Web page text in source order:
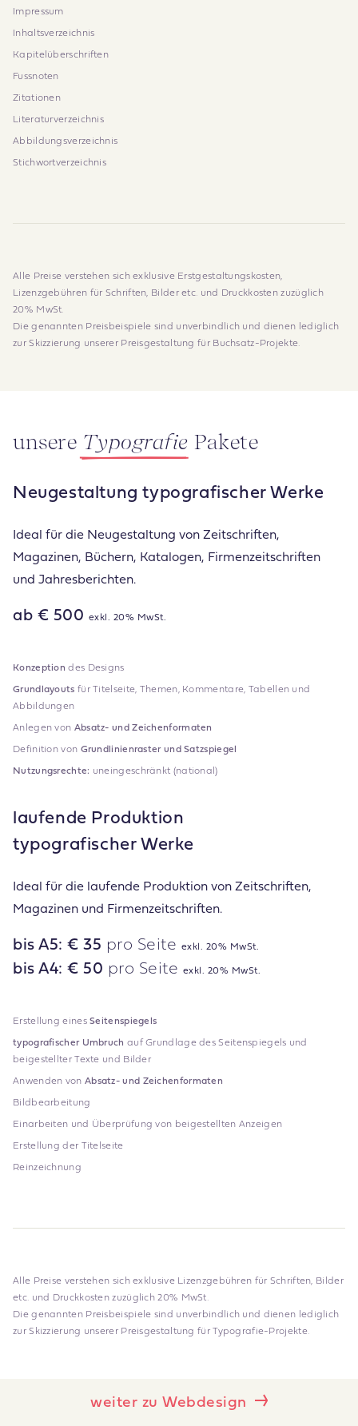
Impressum
Inhaltsverzeichnis
Kapitelüberschriften
Fussnoten
Zitationen
Literaturverzeichnis
Abbildungsverzeichnis
Stichwortverzeichnis
Alle Preise verstehen sich exklusive Erstgestaltungskosten,
Lizenzgebühren für Schriften, Bilder etc. und Druckkosten zuzüglich
20% MwSt.
Die genannten Preisbeispiele sind unverbindlich und dienen lediglich
zur Skizzierung unserer Preisgestaltung für Buchsatz-Projekte.
unsere Typografie Pakete
Neugestaltung typografischer Werke
Ideal für die Neugestaltung von Zeitschriften,
Magazinen, Büchern, Katalogen, Firmenzeitschriften
und Jahresberichten.
ab € 500 exkl. 20% MwSt.
Konzeption des Designs
Grundlayouts für Titelseite, Themen, Kommentare, Tabellen und
Abbildungen
Anlegen von Absatz- und Zeichenformaten
Definition von Grundlinienraster und Satzspiegel
Nutzungsrechte: uneingeschränkt (national)
laufende Produktion
typografischer Werke
Ideal für die laufende Produktion von Zeitschriften,
Magazinen und Firmenzeitschriften.
bis A5: € 35 pro Seite exkl. 20% MwSt.
bis A4: € 50 pro Seite exkl. 20% MwSt.
Erstellung einesSeitenspiegels
typografischer Umbruch auf Grundlage des Seitenspiegels und
beigestellter Texte und Bilder
Anwenden von Absatz- und Zeichenformaten
Bildbearbeitung
Einarbeiten und Überprüfung von beigestellten Anzeigen
Erstellung der Titelseite
Reinzeichnung
Alle Preise verstehen sich exklusive Lizenzgebühren für Schriften, Bilder
etc. und Druckkosten zuzüglich 20% MwSt.
Die genannten Preisbeispiele sind unverbindlich und dienen lediglich
zur Skizzierung unserer Preisgestaltung für Typografie-Projekte.
weiter zu Webdesign